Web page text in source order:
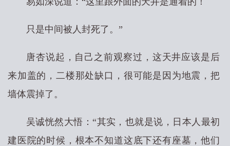
只是中间被人封死了。”
唐杏说起，自己之前观察过，这天井应该是后
来加盖的，二楼那处缺口，很可能是因为地震，把
墙体震掉了。
吴诚恍然大悟：“其实，也就是说，日本人最初
建医院的时候，根本不知道这底下还有座墓，他们